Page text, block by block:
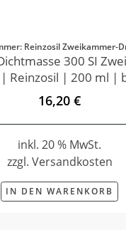
Reinzosil Zweikammer-
300 SI
Reinzosil | 200 ml |
16,20 €
inkl. 20 % MwSt.
zzgl. Versandkosten
IN DEN WARENKORB